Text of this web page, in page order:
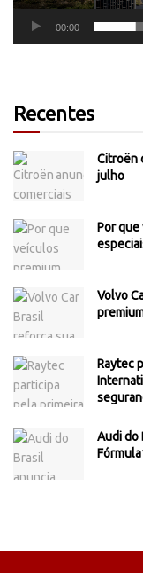
00:00
Recentes
Citroën
julho
Por que
Volvo
Raytec
Audi do